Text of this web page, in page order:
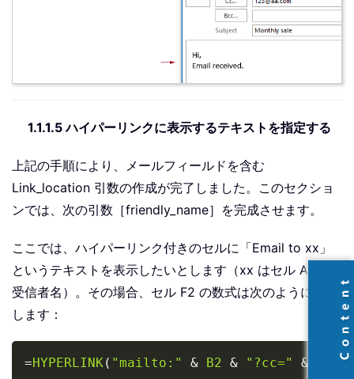
1.1.1.5 ハイパーリンクに表示するテキストを指定する
上記の手順により、メールフィールドを含む
Link_location 引数の作成が完了しました。このセクショ
ンでは、次の引数［friendly_name］を完成させます。
ここでは、ハイパーリンク付きのセルに「Email to xx」
というテキストを表示したいとします（xx はセル A2 の
受信者名）。その場合、セル F2 の数式は次のように変更
します：
=HYPERLINK( "mailto:" & B2 & "?cc=" & &
Copy